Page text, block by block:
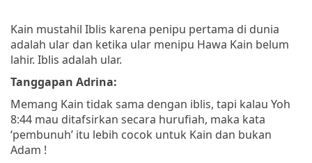
Kain mustahil Iblis karena penipu pertama di dunia
adalah ular dan ketika ular menipu Hawa Kain belum
lahir. Iblis adalah ular.
Tanggapan Adrina:
Memang Kain tidak sama dengan iblis, tapi kalau Yoh
8:44 mau ditafsirkan secara hurufiah, maka kata
‘pembunuh’ itu lebih cocok untuk Kain dan bukan
Adam !